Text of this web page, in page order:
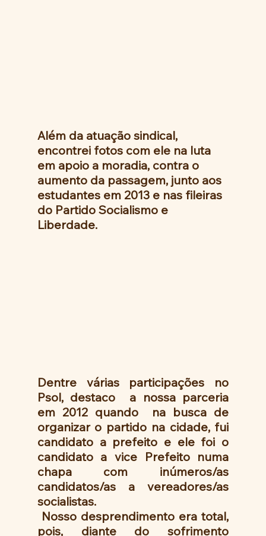
Além da atuação sindical,
encontrei fotos com ele na luta
em apoio a moradia, contra o
aumento da passagem, junto aos
estudantes em 2013 e nas fileiras
do Partido Socialismo e
Liberdade.
Dentre várias participações no
Psol, destaco  a nossa parceria
em 2012 quando  na busca de
organizar o partido na cidade, fui
candidato a prefeito e ele foi o
candidato a vice Prefeito numa
chapa com inúmeros/as
candidatos/as a vereadores/as
socialistas.
pois, diante do sofrimento